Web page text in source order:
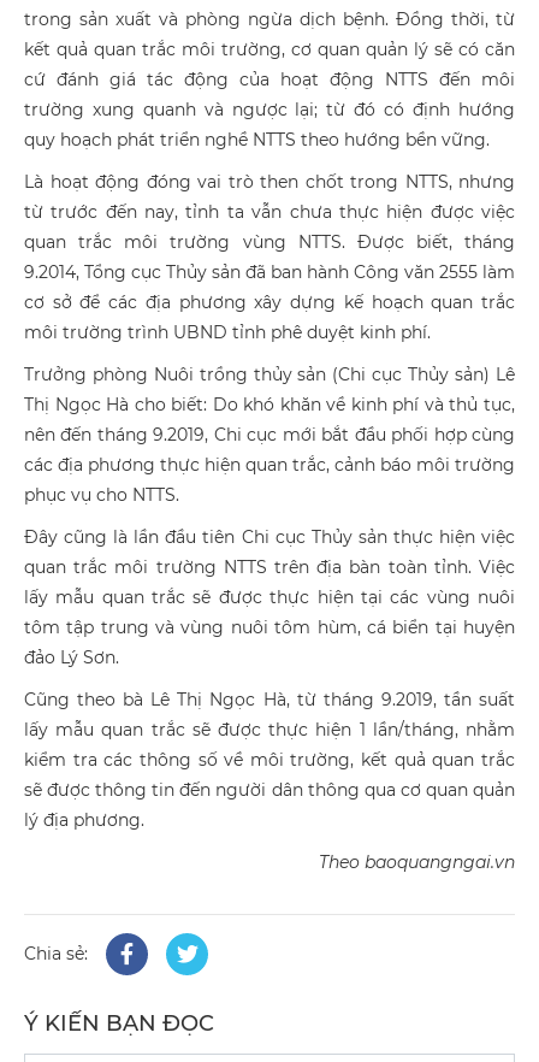
trong sản xuất và phòng ngừa dịch bệnh. Đồng thời, từ
kết quả quan trắc môi trường, cơ quan quản lý sẽ có căn
cứ đánh giá tác động của hoạt động NTTS đến môi
trường xung quanh và ngược lại; từ đó có định hướng
quy hoạch phát triển nghề NTTS theo hướng bền vững.
Là hoạt động đóng vai trò then chốt trong NTTS, nhưng
từ trước đến nay, tỉnh ta vẫn chưa thực hiện được việc
quan trắc môi trường vùng NTTS. Được biết, tháng
9.2014, Tổng cục Thủy sản đã ban hành Công văn 2555 làm
cơ sở để các địa phương xây dựng kế hoạch quan trắc
môi trường trình UBND tỉnh phê duyệt kinh phí.
Trưởng phòng Nuôi trồng thủy sản (Chi cục Thủy sản) Lê
Thị Ngọc Hà cho biết: Do khó khăn về kinh phí và thủ tục,
nên đến tháng 9.2019, Chi cục mới bắt đầu phối hợp cùng
các địa phương thực hiện quan trắc, cảnh báo môi trường
phục vụ cho NTTS.
Đây cũng là lần đầu tiên Chi cục Thủy sản thực hiện việc
quan trắc môi trường NTTS trên địa bàn toàn tỉnh. Việc
lấy mẫu quan trắc sẽ được thực hiện tại các vùng nuôi
tôm tập trung và vùng nuôi tôm hùm, cá biển tại huyện
đảo Lý Sơn.
Cũng theo bà Lê Thị Ngọc Hà, từ tháng 9.2019, tần suất
lấy mẫu quan trắc sẽ được thực hiện 1 lần/tháng, nhằm
kiểm tra các thông số về môi trường, kết quả quan trắc
sẽ được thông tin đến người dân thông qua cơ quan quản
lý địa phương.
Theo baoquangngai.vn
Chia sẻ:
Ý KIẾN BẠN ĐỌC